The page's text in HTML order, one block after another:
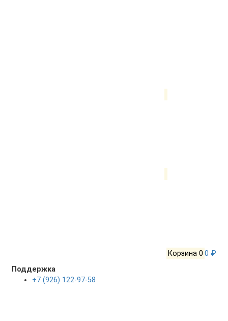
Корзина 0 0 ₽
Поддержка
+7 (926) 122-97-58